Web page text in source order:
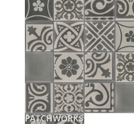
PATCHWORKS